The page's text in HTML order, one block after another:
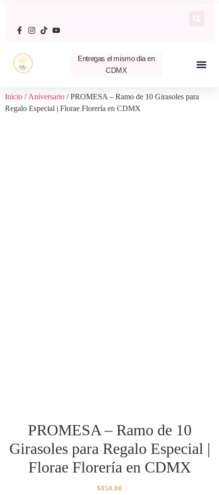
Entregas el mismo día en
CDMX
Inicio / Aniversario / PROMESA – Ramo de 10 Girasoles para
Regalo Especial | Florae Florería en CDMX
PROMESA – Ramo de 10
Girasoles para Regalo Especial |
Florae Florería en CDMX
$850.00